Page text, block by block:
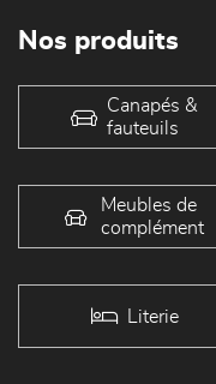
Nos produits
Canapés &
fauteuils
Meubles de
complément
Literie